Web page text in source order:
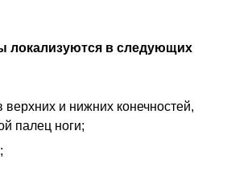
локализуются в следующих
и нижних конечностей,
палец ноги;